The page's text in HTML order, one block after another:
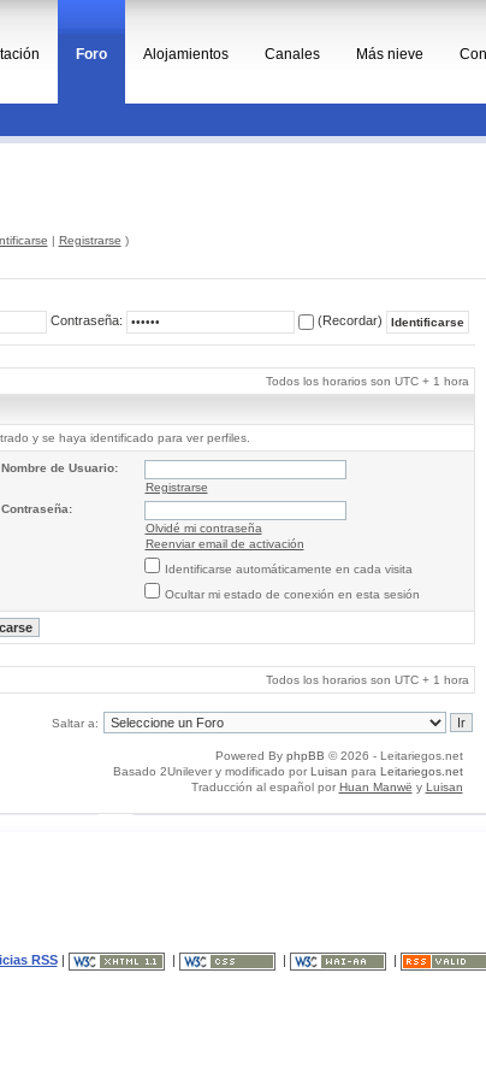
Foro Alojamientos Canales Más nieve
| Registrarse )
Contraseña: (Recordar)
Todos los horarios son UTC + 1 hora
y se haya identificado para ver perfiles.
Nombre de Usuario:
Registrarse
Contraseña:
Olvidé mi contraseña
Reenviar email de activación
Identificarse automáticamente en cada visita
Ocultar mi estado de conexión en esta sesión
Todos los horarios son UTC + 1 hora
Saltar a:
Powered By phpBB © 2026 - Leitariegos.net
Basado 2Unilever y modificado por Luisan para Leitariegos.net
Traducción al español por Huan Manwë y Luisan
RSS|